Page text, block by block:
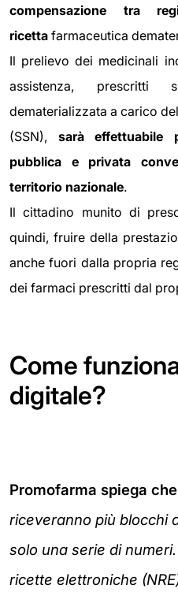
compensazione tra
ricetta farmaceutica
Il prelievo dei medicinali
assistenza, prescritti
dematerializzata a carico
(SSN), sarà effettuabile
pubblica e privata
territorio nazionale.
Il cittadino munito di
quindi, fruire della
anche fuori dalla propria
dei farmaci prescritti dal
Come
digitale?
Promofarma spiega che
riceveranno più blocchi
solo una serie di
ricette elettroniche